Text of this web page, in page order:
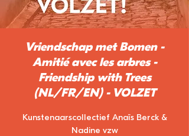
Vriendschap met Bomen -
Amitié avec les arbres -
Friendship with Trees
(NL/FR/EN) - VOLZET
Kunstenaarscollectief Anaïs Berck &
Nadine vzw